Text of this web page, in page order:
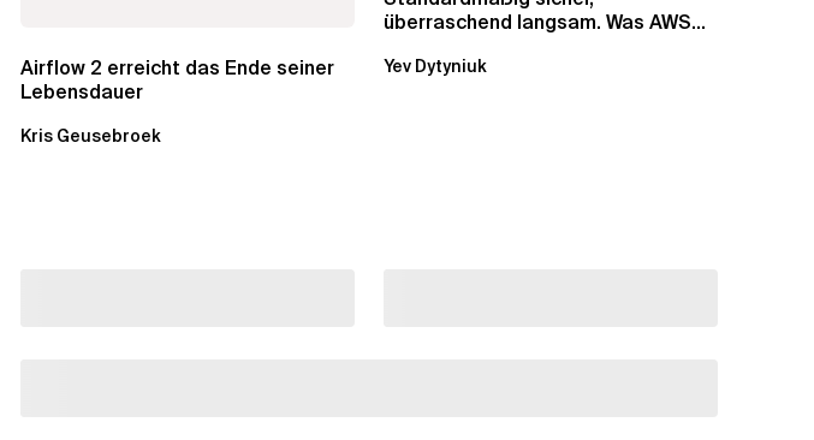
Airflow 2 erreicht das Ende seiner
Lebensdauer
Kris Geusebroek
überraschend langsam. Was AWS
Yev Dytyniuk